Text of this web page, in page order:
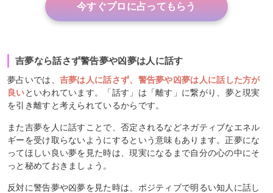
今すぐプロに占ってもらう
吉夢なら話さず警告夢や凶夢は人に話す
夢占いでは、 吉夢は人に話さず、警告夢や凶夢は人に話した方が
良いといわれています。「話す」は「離す」に繋がり、夢と現実
を引き離すと考えられているからです。
また吉夢を人に話すことで、否定されるなどネガティブなエネル
ギーを受け取らないようにするという意味もあります。正夢にな
ってほしい良い夢を見た時は、現実になるまで自分の心の中にそ
っと秘めておきましょう。
反対に警告夢や凶夢を見た時は、ポジティブで明るい知人に話し